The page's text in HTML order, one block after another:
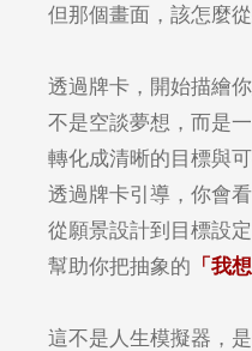
但那個畫面，該怎麼
透過牌卡，開始描繪
不是空談夢想，而是
轉化成清晰的目標與
透過牌卡引導，你會
從願景設計到目標設
幫助你把抽象的 「我
這不是人生模擬器，